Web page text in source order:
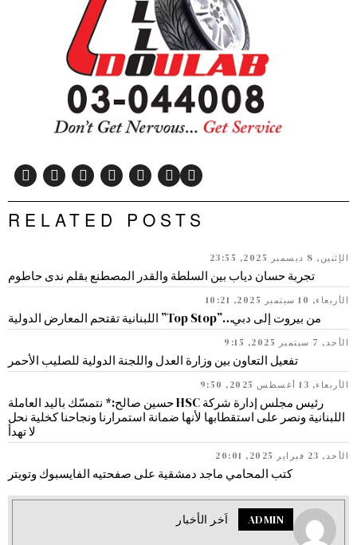
RELATED POSTS
الإثنين, 8 ديسمبر 2025, 23:55
تجربة حسان دياب بين السلطة والقدر المصطنع بقلم ندى حاطوم
الأربعاء, 10 سبتمبر 2025, 10:21
من بيروت إلى دبي…”Top Stop” اللبنانية تقتحم المعارض الدولية
الأحد, 7 سبتمبر 2025, 9:15
تفعيل التعاون بين وزارة العدل واللجنة الدولية للصليب الأحمر
الأربعاء, 13 أغسطس 2025, 9:50
رئيس مجلس إدارة شركة HSC حسين صالح:* نتمسّك باليد العاملة
اللبنانية ونصر على استقطابها لأنها ضمانة استمرارنا ونجاحنا كخلية نحل
لا تهدأ
الأحد, 23 فبراير 2025, 20:01
كتب المحامي ماجد دمشقية على صفحتيه الفايسبوك وتويتر
ADMIN اَخر الأخبار